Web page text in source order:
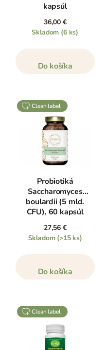
a obranyschopnosť tela,
rovnováhu, kvalitný
systému, výkonnosť a
probiotiká či doplnky sú
sa dočítate v druhej
kapsúl
36,00 €
Skladom (6 ks)
Do košíka
clean label
Probiotiká
Saccharomyces
boulardii (5 mld.
CFU), 60 kapsúl
27,56 €
Skladom (>15 ks)
Do košíka
clean label